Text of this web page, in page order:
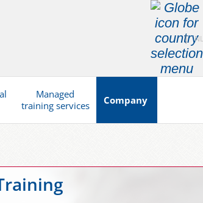
NL
Managed
training services
Company